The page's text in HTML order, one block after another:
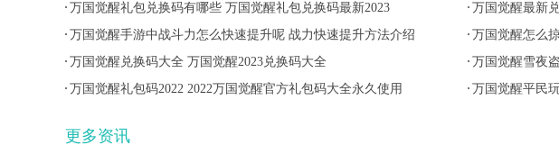
万国觉醒礼包兑换码有哪些 万国觉醒礼包兑换码最新2023
万国觉醒最新
万国觉醒手游中战斗力怎么快速提升呢 战力快速提升方法介绍
万国觉醒怎么
万国觉醒兑换码大全 万国觉醒2023兑换码大全
万国觉醒雪夜
万国觉醒礼包码2022 2022万国觉醒官方礼包码大全永久使用
万国觉醒平民
更多资讯